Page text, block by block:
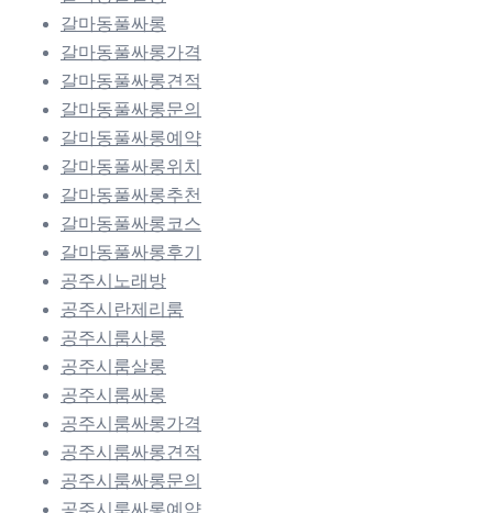
갈마동풀싸롱
갈마동풀싸롱가격
갈마동풀싸롱견적
갈마동풀싸롱문의
갈마동풀싸롱예약
갈마동풀싸롱위치
갈마동풀싸롱추천
갈마동풀싸롱코스
갈마동풀싸롱후기
공주시노래방
공주시란제리룸
공주시룸사롱
공주시룸살롱
공주시룸싸롱
공주시룸싸롱가격
공주시룸싸롱견적
공주시룸싸롱문의
공주시룸싸롱예약